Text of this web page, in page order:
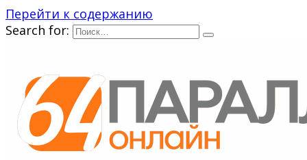
Перейти к содержанию
Search for: